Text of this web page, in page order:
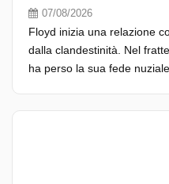
07/08/2026
Floyd inizia una relazione
dalla clandestinità. Nel
ha perso la sua fede nuziale.